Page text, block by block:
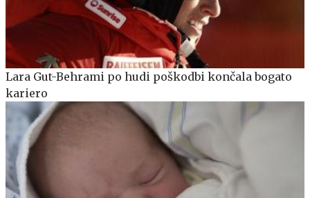
Lara Gut-Behrami po hudi poškodbi končala bogato
kariero